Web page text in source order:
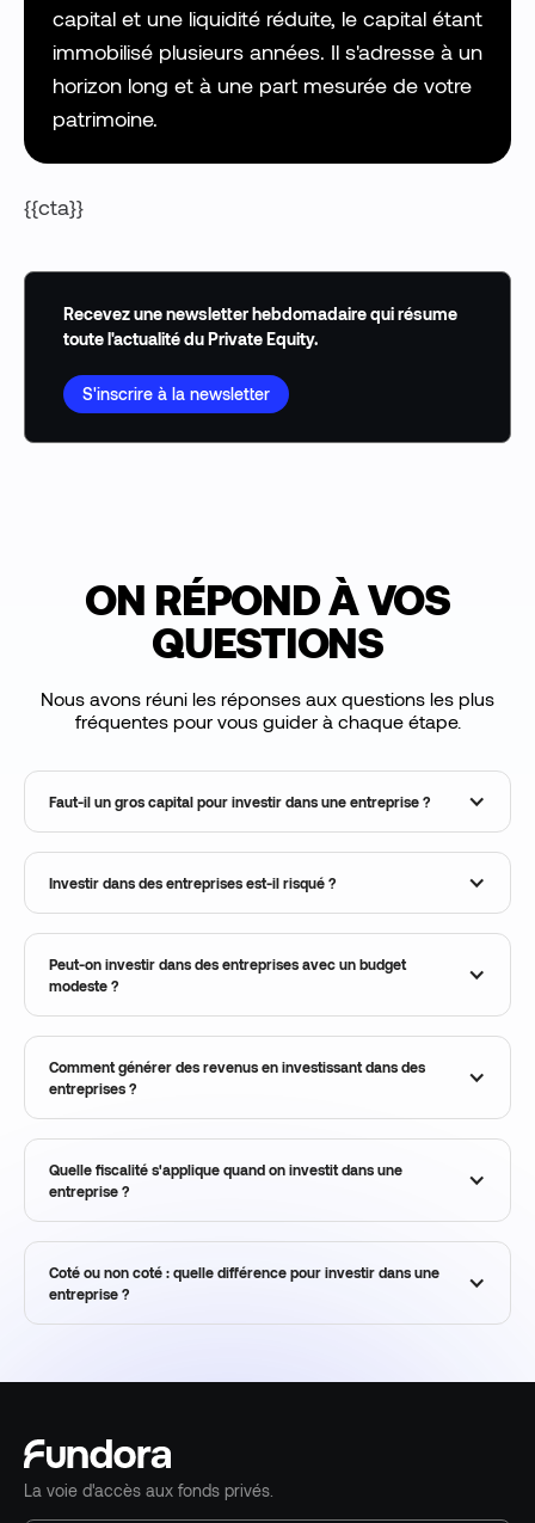
capital et une liquidité réduite, le capital étant
immobilisé plusieurs années. Il s'adresse à un
horizon long et à une part mesurée de votre
patrimoine.
{{cta}}
Recevez une newsletter hebdomadaire qui résume
toute l'actualité du Private Equity.
S'inscrire à la newsletter
ON RÉPOND À VOS
QUESTIONS
Nous avons réuni les réponses aux questions les plus
fréquentes pour vous guider à chaque étape.
Faut-il un gros capital pour investir dans une entreprise ?
Investir dans des entreprises est-il risqué ?
Peut-on investir dans des entreprises avec un budget
modeste ?
Comment générer des revenus en investissant dans des
entreprises ?
Quelle fiscalité s'applique quand on investit dans une
entreprise ?
Coté ou non coté : quelle différence pour investir dans une
entreprise ?
La voie d'accès aux fonds privés.